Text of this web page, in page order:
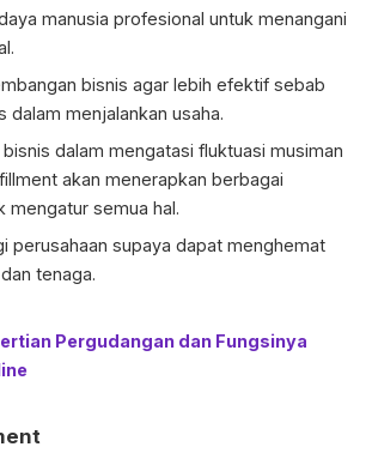
manusia profesional untuk menangani
bisnis agar lebih efektif sebab
menjalankan usaha.
dalam mengatasi fluktuasi musiman
akan menerapkan berbagai
mengatur semua hal.
perusahaan supaya dapat menghemat
tenaga.
Pergudangan dan Fungsinya